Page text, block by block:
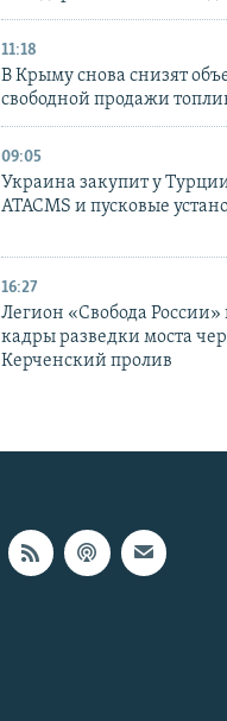
11:18
В Крыму снова снизят
свободной продажи
09:05
Украина закупит у
ATACMS и пусковые
16:27
Легион «Свобода России»
кадры разведки моста
Керченский пролив